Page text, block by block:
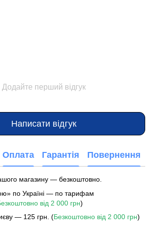
Додайте перший відгук
Написати відгук
Оплата Гарантія Повернення
магазину — безкоштовно.
по Україні — по тарифам
від 2 000 грн)
— 125 грн. (Безкоштовно від 2 000 грн)